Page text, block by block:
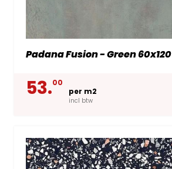
Padana Fusion - Green 60x120
53.00
per m2
incl btw